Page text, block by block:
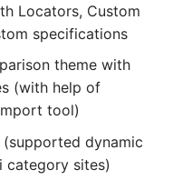
Locators, Custom
specifications
theme with
(with help of
tool)
dynamic
category sites)